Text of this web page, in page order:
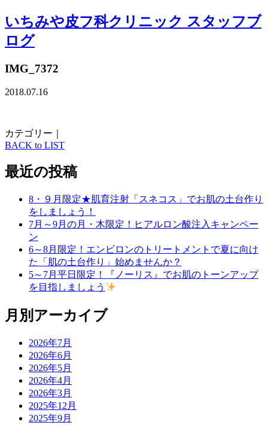
いちみや皮フ科クリニック スタッフブ
ログ
IMG_7372
2018.07.16
カテゴリー｜
BACK to LIST
最近の投稿
8・９月限定★肌育注射「スネコス」でお肌の土台作り
をしましょう！
7月～9月の月・木限定！ヒアルロン酸注入キャンペー
ン
6～8月限定！エンビロンのトリートメントで夏に向け
た「肌の土台作り」始めませんか？
5～7月平日限定！『ノーリス』でお肌のトーンアップ
を目指しましょう
月別アーカイブ
2026年7月
2026年6月
2026年5月
2026年4月
2026年3月
2025年12月
2025年9月